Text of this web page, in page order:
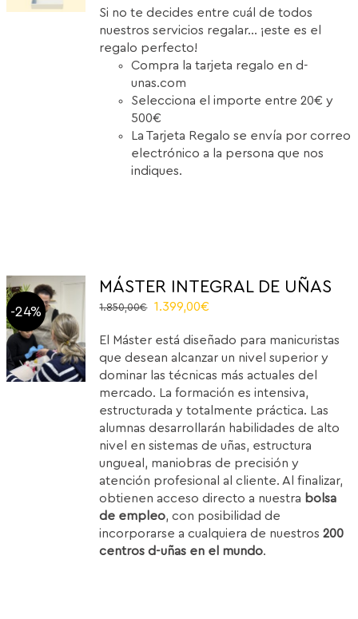
Si no te decides entre cuál de todos
nuestros servicios regalar... ¡este es el
regalo perfecto!
Compra la tarjeta regalo en d-
unas.com
Selecciona el importe entre 20€ y
500€
La Tarjeta Regalo se envía por correo
electrónico a la persona que nos
indiques.
-24%
MÁSTER INTEGRAL DE UÑAS
1.850,00€
Original
was:
1.850,00€.
1.399,00€
is:
1.399,00€.
El Máster está diseñado para manicuristas
que desean alcanzar un nivel superior y
dominar las técnicas más actuales del
mercado. La formación es intensiva,
estructurada y totalmente práctica. Las
alumnas desarrollarán habilidades de alto
nivel en sistemas de uñas, estructura
ungueal, maniobras de precisión y
atención profesional al cliente. Al finalizar,
obtienen acceso directo a nuestra bolsa
de empleo, con posibilidad de
incorporarse a cualquiera de nuestros200
centros d-uñas en el mundo.